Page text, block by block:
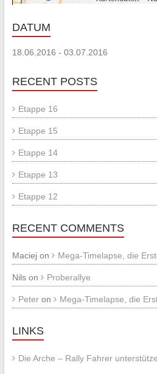
DATUM
18.06.2016 - 03.07.2016
RECENT POSTS
Etappe 16
Etappe 15
Etappe 14
Etappe 13
Etappe 12
RECENT COMMENTS
Maciejon Mega-Timelapse, die
Nilson Proberallye
Peteron Mega-Timelapse, die
LINKS
Die Arche – Rally Fahrer